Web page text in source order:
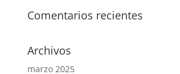
Comentarios recientes
Archivos
marzo 2025